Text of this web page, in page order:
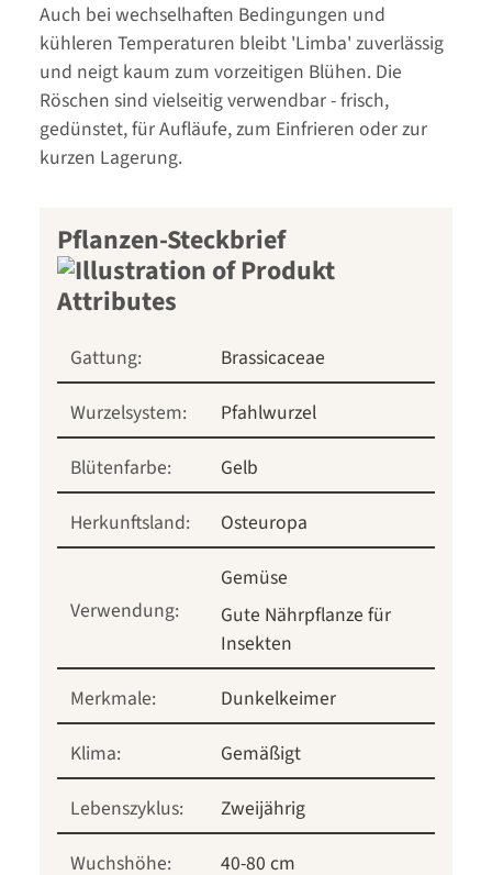
Auch bei wechselhaften Bedingungen und
kühleren Temperaturen bleibt 'Limba' zuverlässig
und neigt kaum zum vorzeitigen Blühen. Die
Röschen sind vielseitig verwendbar - frisch,
gedünstet, für Aufläufe, zum Einfrieren oder zur
kurzen Lagerung.
Pflanzen-Steckbrief
Gattung:
Brassicaceae
Wurzelsystem:
Pfahlwurzel
Blütenfarbe:
Gelb
Herkunftsland:
Osteuropa
Verwendung:
Gemüse
Gute Nährpflanze für
Insekten
Merkmale:
Dunkelkeimer
Klima:
Gemäßigt
Lebenszyklus:
Zweijährig
Wuchshöhe:
40-80 cm